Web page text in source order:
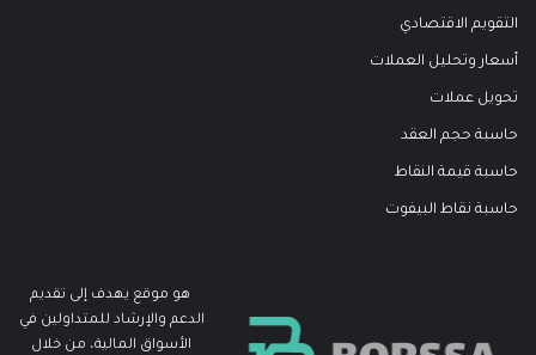
التقويم الاقتصادي
أسعار وتحليل العملات
تحويل عملات
حاسبة حجم العقد
حاسبة قيمة النقاط
حاسبة نقاط البيفوت
هو موقع يهدف إلى تقديم
الدعم والإرشاد للمتداولين في
الأسواق المالية، من خلال